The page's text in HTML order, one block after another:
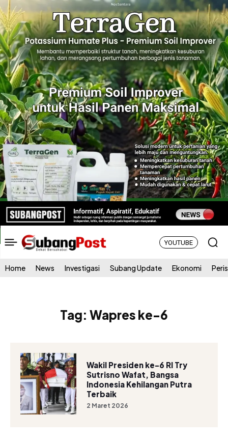
YOUTUBE
Home News Investigasi Subang Update Ekonomi
Tag: Wapres ke-6
Wakil Presiden ke-6 RI Try
Sutrisno Wafat, Bangsa
Indonesia Kehilangan Putra
Terbaik
2 Maret 2026